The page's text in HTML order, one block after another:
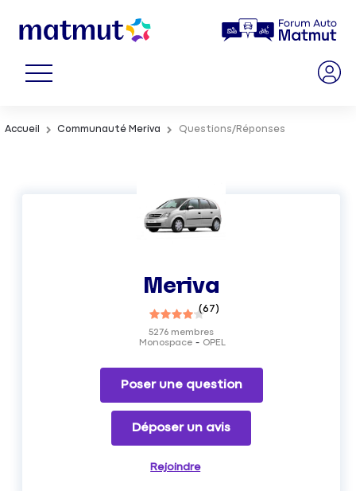
Accueil Communauté Meriva Questions/Réponses
Meriva
(67)
Monospace OPEL
5276 membres
Poser une question
Déposer un avis
Rejoindre